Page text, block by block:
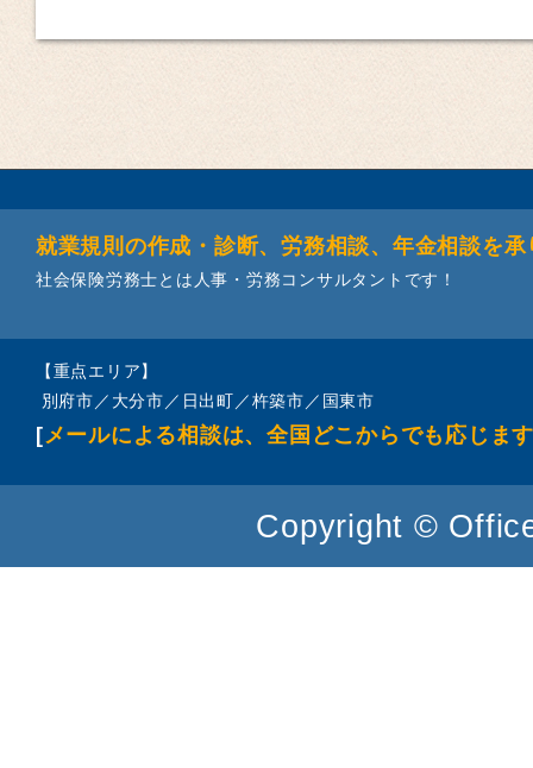
就業規則の作成・診断、労務相談、年金相談を承
社会保険労務士とは人事・労務コンサルタントです！
【重点エリア】
別府市／大分市／日出町／杵築市／国東市
[メールによる相談は、全国どこからでも応じま
Copyright ©